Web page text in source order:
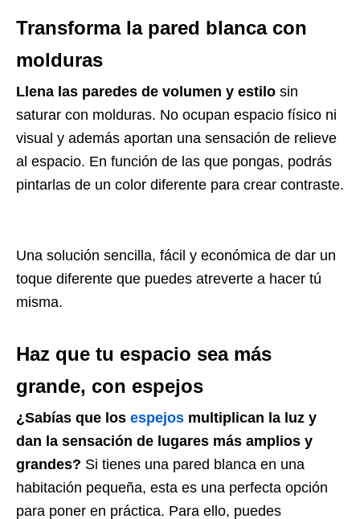
Transforma la pared blanca con
molduras
Llena las paredes de volumen y estilo sin
saturar con molduras. No ocupan espacio físico ni
visual y además aportan una sensación de relieve
al espacio. En función de las que pongas, podrás
pintarlas de un color diferente para crear contraste.
Una solución sencilla, fácil y económica de dar un
toque diferente que puedes atreverte a hacer tú
misma.
Haz que tu espacio sea más
grande, con espejos
¿Sabías que los espejos multiplican la luz y
dan la sensación de lugares más amplios y
grandes? Si tienes una pared blanca en una
habitación pequeña, esta es una perfecta opción
para poner en práctica. Para ello, puedes